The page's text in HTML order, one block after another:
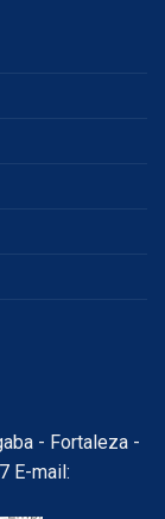
- Fortaleza -
E-mail: